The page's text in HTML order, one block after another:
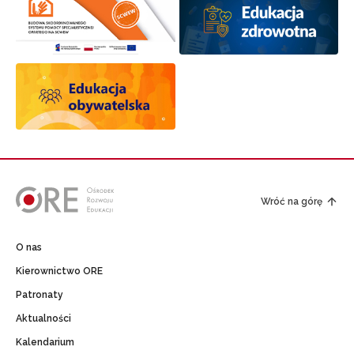
Wróć na górę
O nas
Kierownictwo ORE
Patronaty
Aktualności
Kalendarium